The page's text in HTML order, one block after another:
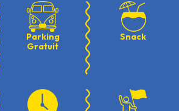
Parking
Gratuit
Snack